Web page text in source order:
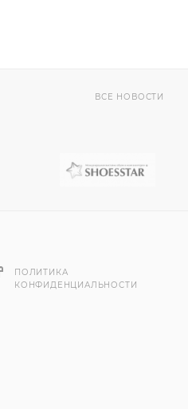
ВСЕ НОВОСТИ
ПОЛИТИКА
КОНФИДЕНЦИАЛЬНОСТИ